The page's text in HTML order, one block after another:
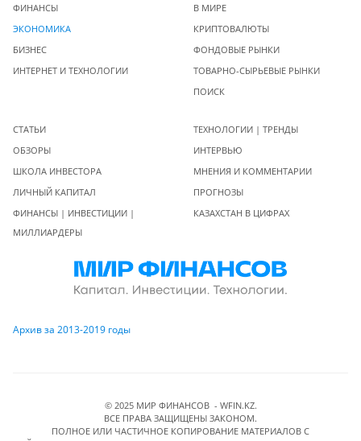
ФИНАНСЫ
ЭКОНОМИКА
БИЗНЕС
ИНТЕРНЕТ И ТЕХНОЛОГИИ
В МИРЕ
КРИПТОВАЛЮТЫ
ФОНДОВЫЕ РЫНКИ
ТОВАРНО-СЫРЬЕВЫЕ РЫНКИ
ПОИСК
СТАТЬИ
ОБЗОРЫ
ШКОЛА ИНВЕСТОРА
ЛИЧНЫЙ КАПИТАЛ
ФИНАНСЫ | ИНВЕСТИЦИИ |
МИЛЛИАРДЕРЫ
ТЕХНОЛОГИИ | ТРЕНДЫ
ИНТЕРВЬЮ
МНЕНИЯ И КОММЕНТАРИИ
ПРОГНОЗЫ
КАЗАХСТАН В ЦИФРАХ
Архив за 2013-2019 годы
© 2025 МИР ФИНАНСОВ - WFIN.KZ.
ВСЕ ПРАВА ЗАЩИЩЕНЫ ЗАКОНОМ.
ПОЛНОЕ ИЛИ ЧАСТИЧНОЕ КОПИРОВАНИЕ МАТЕРИАЛОВ C